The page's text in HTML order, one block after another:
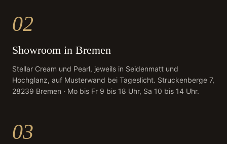
02
Showroom in Bremen
Stellar Cream und Pearl, jeweils in Seidenmatt und
Hochglanz, auf Musterwand bei Tageslicht. Struckenberge 7,
28239 Bremen · Mo bis Fr 9 bis 18 Uhr, Sa 10 bis 14 Uhr.
03